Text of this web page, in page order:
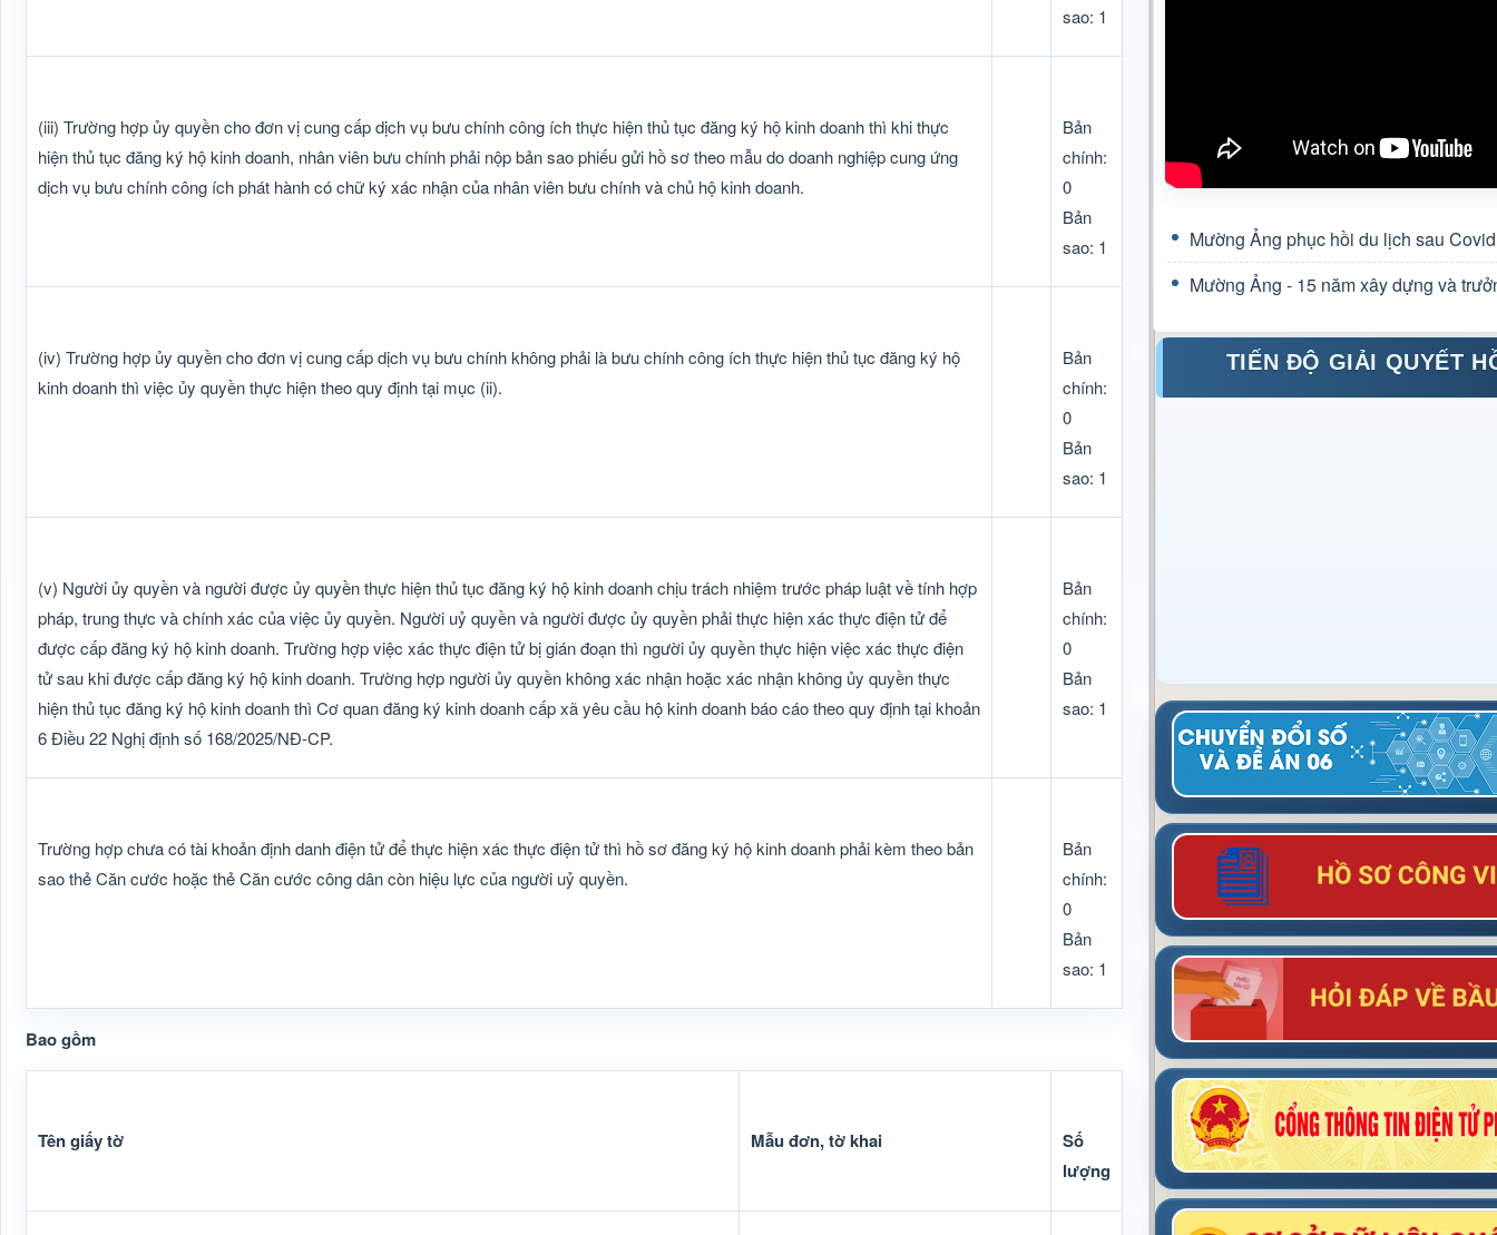
sao: 1
(iii) Trường hợp ủy quyền cho đơn vị cung cấp dịch vụ bưu chính công ích thực hiện thủ tục đăng ký hộ kinh doanh thì khi thực
hiện thủ tục đăng ký hộ kinh doanh, nhân viên bưu chính phải nộp bản sao phiếu gửi hồ sơ theo mẫu do doanh nghiệp cung ứng
dịch vụ bưu chính công ích phát hành có chữ ký xác nhận của nhân viên bưu chính và chủ hộ kinh doanh.
Bản
chính:
0
Bản
sao: 1
(iv) Trường hợp ủy quyền cho đơn vị cung cấp dịch vụ bưu chính không phải là bưu chính công ích thực hiện thủ tục đăng ký hộ
kinh doanh thì việc ủy quyền thực hiện theo quy định tại mục (ii).
Bản
chính:
0
Bản
sao: 1
(v) Người ủy quyền và người được ủy quyền thực hiện thủ tục đăng ký hộ kinh doanh chịu trách nhiệm trước pháp luật về tính hợp
pháp, trung thực và chính xác của việc ủy quyền. Người uỷ quyền và người được ủy quyền phải thực hiện xác thực điện tử để
được cấp đăng ký hộ kinh doanh. Trường hợp việc xác thực điện tử bị gián đoạn thì người ủy quyền thực hiện việc xác thực điện
tử sau khi được cấp đăng ký hộ kinh doanh. Trường hợp người ủy quyền không xác nhận hoặc xác nhận không ủy quyền thực
hiện thủ tục đăng ký hộ kinh doanh thì Cơ quan đăng ký kinh doanh cấp xã yêu cầu hộ kinh doanh báo cáo theo quy định tại khoản
6 Điều 22 Nghị định số 168/2025/NĐ-CP.
Bản
chính:
0
Bản
sao: 1
Trường hợp chưa có tài khoản định danh điện tử để thực hiện xác thực điện tử thì hồ sơ đăng ký hộ kinh doanh phải kèm theo bản
sao thẻ Căn cước hoặc thẻ Căn cước công dân còn hiệu lực của người uỷ quyền.
Bản
chính:
0
Bản
sao: 1
Bao gồm
Tên giấy tờ Mẫu đơn, tờ khai
Số
lượng
Mường Ảng phục hồi du lịch sau
Mường Ảng - 15 năm xây dựng và
TIẾN ĐỘ GIẢI QUYẾT